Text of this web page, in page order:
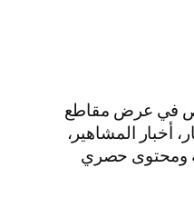
في عرض مقاطع
أخبار المشاهير،
ومحتوى حصري